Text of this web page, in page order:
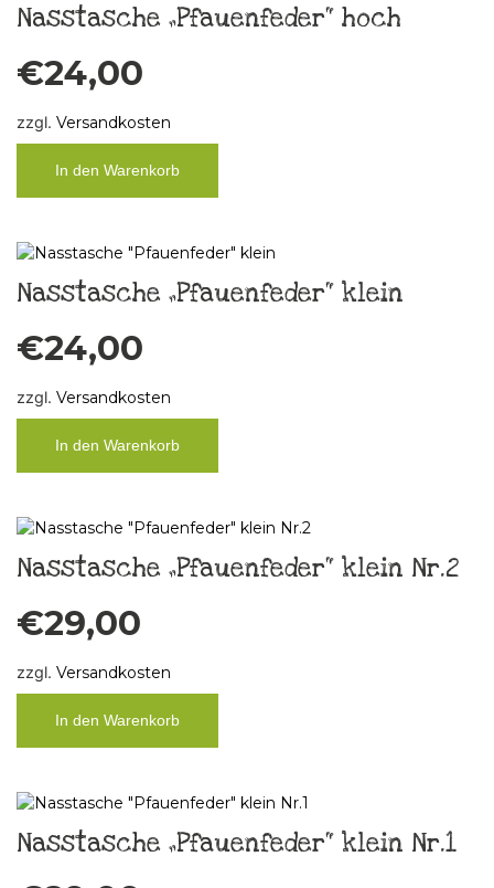
Nasstasche „Pfauenfeder“ hoch
€24,00
zzgl. Versandkosten
In den Warenkorb
Nasstasche „Pfauenfeder“ klein
€24,00
zzgl. Versandkosten
In den Warenkorb
Nasstasche „Pfauenfeder“ klein Nr.2
€29,00
zzgl. Versandkosten
In den Warenkorb
Nasstasche „Pfauenfeder“ klein Nr.1